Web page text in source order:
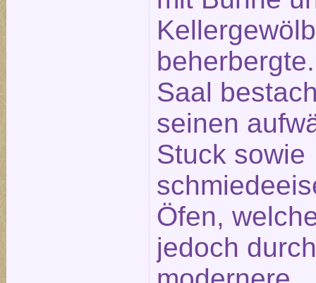
Saal
seinen
Stuck sowie
Öfen,
jedoch durch